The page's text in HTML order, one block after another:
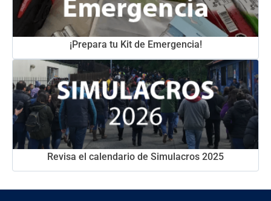
¡Prepara tu Kit de Emergencia!
Revisa el calendario de Simulacros 2025